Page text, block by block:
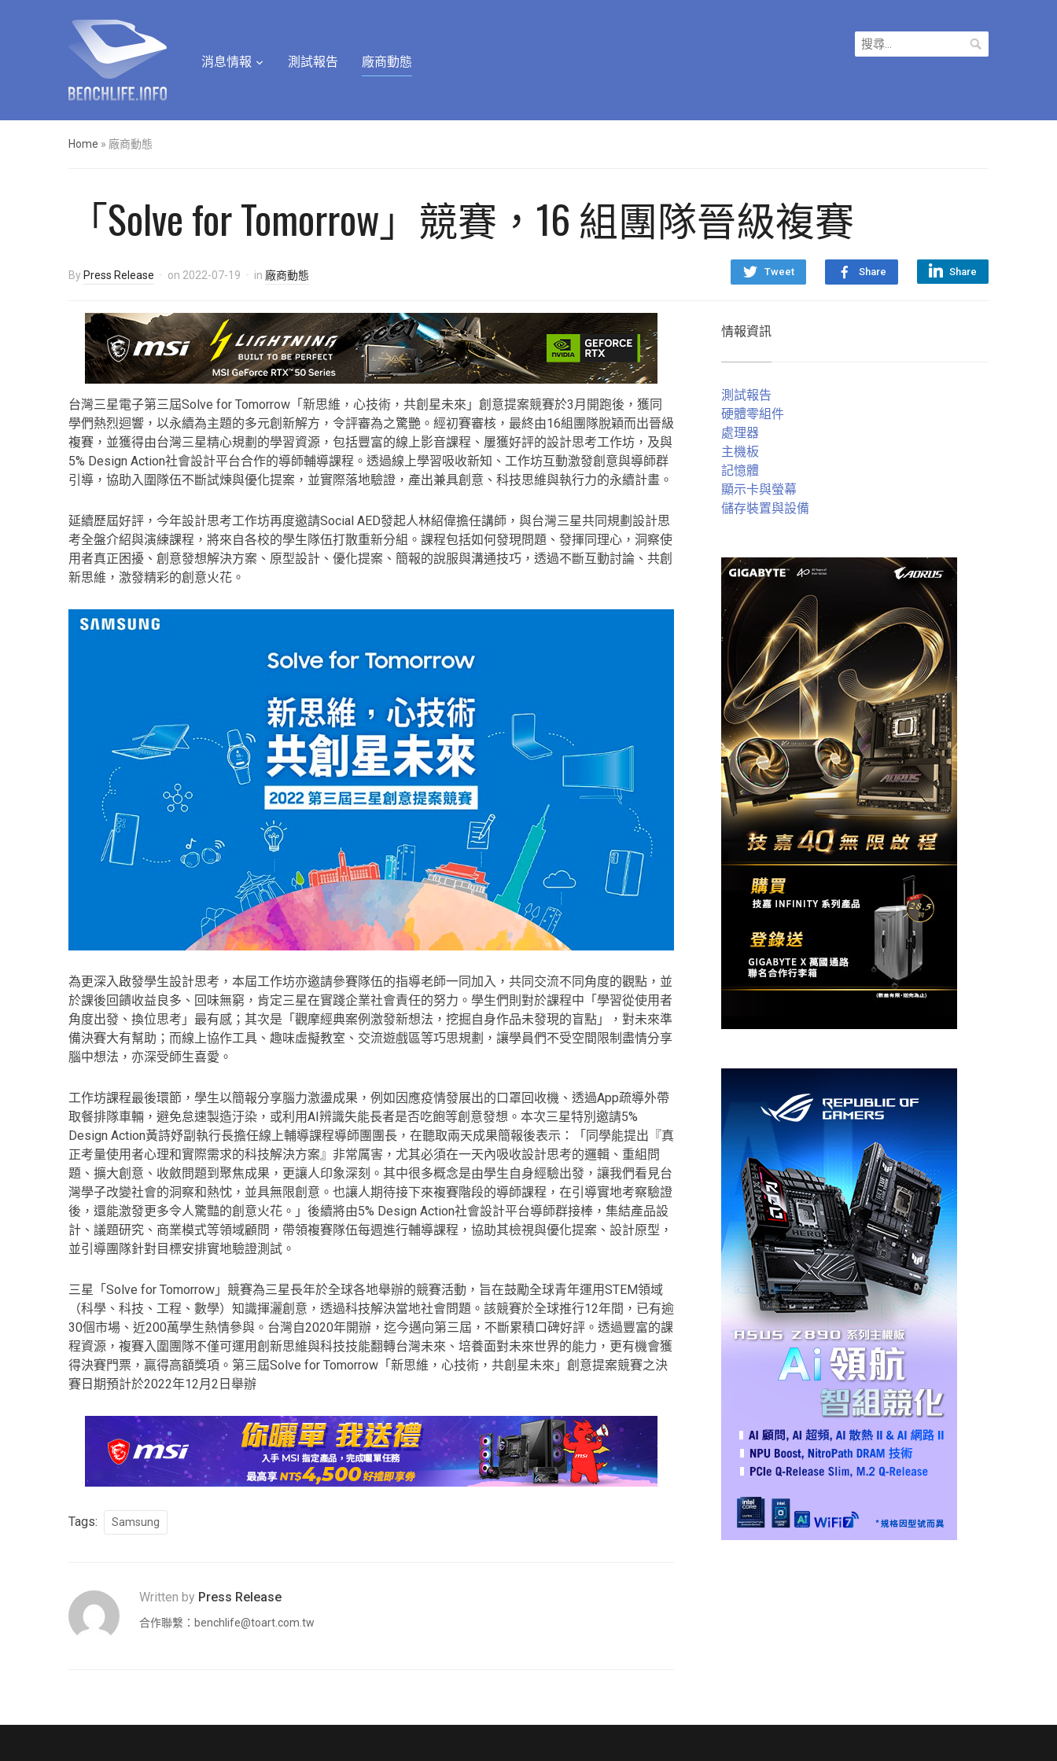
消息情報 測試報告 廠商動態
搜
尋
Home » 廠商動態
「Solve for Tomorrow」競賽，16 組團隊晉級複賽
Tweet Share Share
By Press Release on 2022-07-19 in 廠商動態
台灣三星電子第三屆Solve for Tomorrow「新思維，心技術，共創星未來」 創意提案競賽於3月開跑後，獲同
學們熱烈迴響，以永續為主題的多元創新解方，令評審為之驚艷。經初賽審核，最終由16組團隊脫穎而出晉級
複賽，並獲得由台灣三星精心規劃的學習資源，包括豐富的線上影音課程、屢獲好評的設計思考工作坊，及與
5% Design Action社會設計平台合作的導師輔導課程。透過線上學習吸收新知、工作坊互動激發創意與導師群
引導，協助入圍隊伍不斷試煉與優化提案，並實際落地驗證，產出兼具創意、科技思維與執行力的永續計畫。
延續歷屆好評，今年設計思考工作坊再度邀請Social AED發起人林紹偉擔任講師，與台灣三星共同規劃設計思
考全盤介紹與演練課程，將來自各校的學生隊伍打散重新分組。課程包括如何發現問題、發揮同理心，洞察使
用者真正困擾、創意發想解決方案、原型設計、優化提案、簡報的說服與溝通技巧，透過不斷互動討論、共創
新思維，激發精彩的創意火花。
為更深入啟發學生設計思考，本屆工作坊亦邀請參賽隊伍的指導老師一同加入，共同交流不同角度的觀點，並
於課後回饋收益良多、回味無窮，肯定三星在實踐企業社會責任的努力。學生們則對於課程中「學習從使用者
角度出發、換位思考」最有感；其次是「觀摩經典案例激發新想法，挖掘自身作品未發現的盲點」，對未來準
備決賽大有幫助；而線上協作工具、趣味虛擬教室、交流遊戲區等巧思規劃，讓學員們不受空間限制盡情分享
腦中想法，亦深受師生喜愛。
工作坊課程最後環節，學生以簡報分享腦力激盪成果，例如因應疫情發展出的口罩回收機、透過App疏導外帶
取餐排隊車輛，避免怠速製造汙染，或利用AI辨識失能長者是否吃飽等創意發想。本次三星特別邀請5%
Design Action黃詩妤副執行長擔任線上輔導課程導師團團長，在聽取兩天成果簡報後表示：「同學能提出『真
正考量使用者心理和實際需求的科技解決方案』非常厲害，尤其必須在一天內吸收設計思考的邏輯、重組問
題、擴大創意、收斂問題到聚焦成果，更讓人印象深刻。其中很多概念是由學生自身經驗出發，讓我們看見台
灣學子改變社會的洞察和熱忱，並具無限創意。也讓人期待接下來複賽階段的導師課程，在引導實地考察驗證
後，還能激發更多令人驚豔的創意火花。」後續將由5% Design Action社會設計平台導師群接棒，集結產品設
計、議題研究、商業模式等領域顧問，帶領複賽隊伍每週進行輔導課程，協助其檢視與優化提案、設計原型，
並引導團隊針對目標安排實地驗證測試。
三星「Solve for Tomorrow」競賽為三星長年於全球各地舉辦的競賽活動，旨在鼓勵全球青年運用STEM領域
（科學、科技、工程、數學）知識揮灑創意，透過科技解決當地社會問題。該競賽於全球推行12年間，已有逾
30個市場、近200萬學生熱情參與。台灣自2020年開辦，迄今邁向第三屆，不斷累積口碑好評。透過豐富的課
程資源，複賽入圍團隊不僅可運用創新思維與科技技能翻轉台灣未來、培養面對未來世界的能力，更有機會獲
得決賽門票，贏得高額獎項。第三屆Solve for Tomorrow「新思維，心技術，共創星未來」創意提案競賽之決
賽日期預計於2022年12月2日舉辦
Tags: Samsung
Written by Press Release
合作聯繫： benchlife@toart.com.tw
情報資訊
測試報告
硬體零組件
處理器
主機板
記憶體
顯示卡與螢幕
儲存裝置與設備